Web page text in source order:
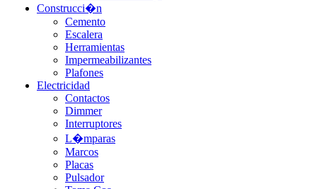
Construcci�n
Cemento
Escalera
Herramientas
Impermeabilizantes
Plafones
Electricidad
Contactos
Dimmer
Interruptores
L�mparas
Marcos
Placas
Pulsador